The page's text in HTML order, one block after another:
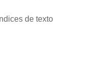
de texto